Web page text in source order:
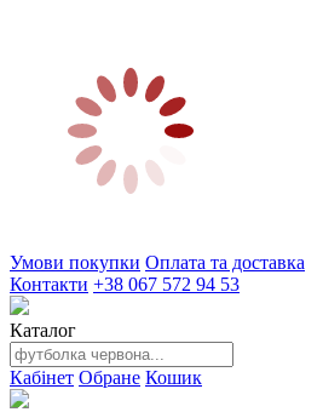
Умови покупки Оплата та доставка
Контакти +38 067 572 94 53
Каталог
Кабінет Обране Кошик